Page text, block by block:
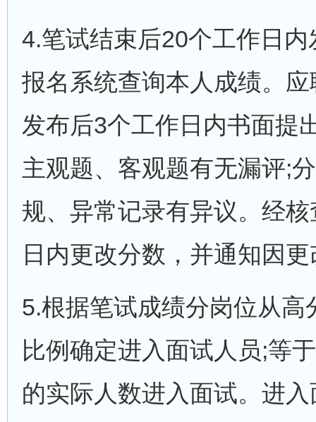
4.笔试结束后20个工作日
报名系统查询本人成绩。
发布后3个工作日内书面提
主观题、客观题有无漏评;
规、异常记录有异议。经
日内更改分数，并通知因
5.根据笔试成绩分岗位从
比例确定进入面试人员;等
的实际人数进入面试。进